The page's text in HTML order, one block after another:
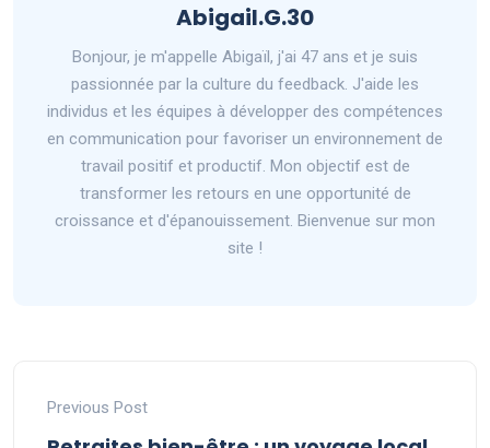
Abigail.G.30
Bonjour, je m'appelle Abigaïl, j'ai 47 ans et je suis
passionnée par la culture du feedback. J'aide les
individus et les équipes à développer des compétences
en communication pour favoriser un environnement de
travail positif et productif. Mon objectif est de
transformer les retours en une opportunité de
croissance et d'épanouissement. Bienvenue sur mon
site !
Previous Post